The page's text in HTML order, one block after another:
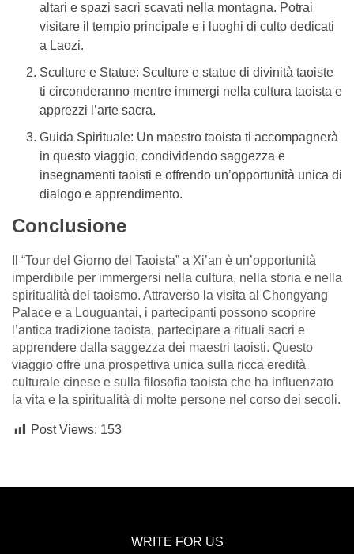
altari e spazi sacri scavati nella montagna. Potrai
visitare il tempio principale e i luoghi di culto dedicati
a Laozi.
Sculture e Statue: Sculture e statue di divinità taoiste
ti circonderanno mentre immergi nella cultura taoista e
apprezzi l’arte sacra.
Guida Spirituale: Un maestro taoista ti accompagnerà
in questo viaggio, condividendo saggezza e
insegnamenti taoisti e offrendo un’opportunità unica di
dialogo e apprendimento.
Conclusione
Il “Tour del Giorno del Taoista” a Xi’an è un’opportunità
imperdibile per immergersi nella cultura, nella storia e nella
spiritualità del taoismo. Attraverso la visita al Chongyang
Palace e a Louguantai, i partecipanti possono scoprire
l’antica tradizione taoista, partecipare a rituali sacri e
apprendere dalla saggezza dei maestri taoisti. Questo
viaggio offre una prospettiva unica sulla ricca eredità
culturale cinese e sulla filosofia taoista che ha influenzato
la vita e la spiritualità di molte persone nel corso dei secoli.
Post Views: 153
WRITE FOR US